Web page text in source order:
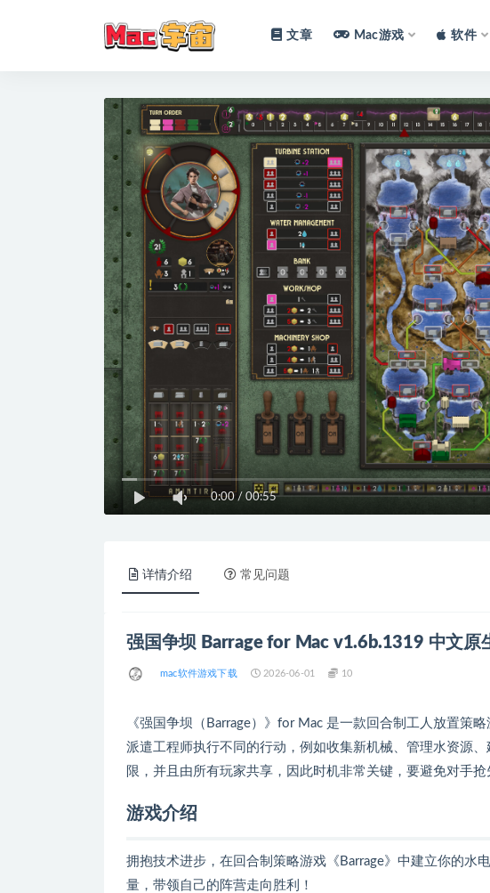
文章 Mac游戏 软件
0:00 / 00:55
详情介绍 常见问题
强国争坝 Barrage for Mac v1.6b.1319 中文原
mac软件游戏下载 2026-06-01 10
《强国争坝（Barrage）》for Mac 是一款回合制工人放置策
派遣工程师执行不同的行动，例如收集新机械、管理水资源
限，并且由所有玩家共享，因此时机非常关键，要避免对手抢
游戏介绍
拥抱技术进步，在回合制策略游戏《Barrage》中建立你的水
量，带领自己的阵营走向胜利！